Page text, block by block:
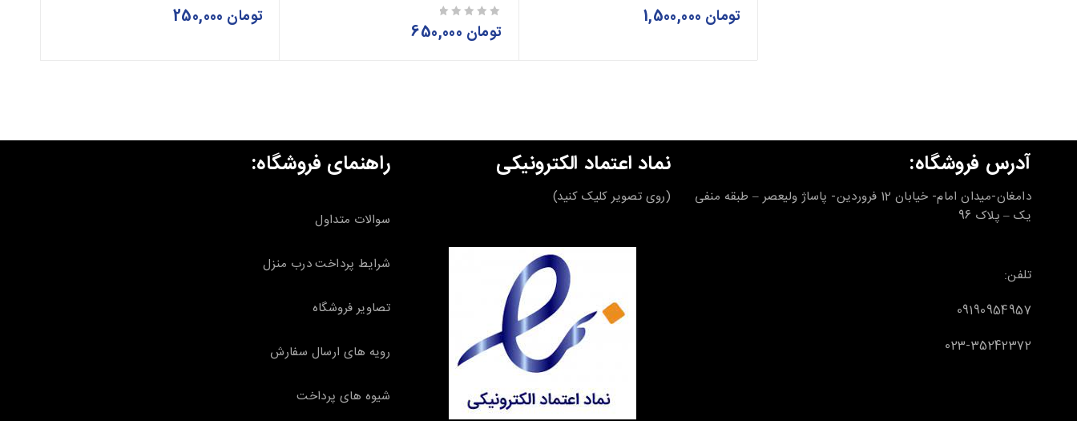
تومان
تومان
تومان
آدرس فروشگاه:
دامغان-میدان امام- خیابان 12 فروردین- پاساژ ولیعصر – طبقه منفی
یک – پلاک 96
تلفن:
09190954957
023-35242372
نماد اعتماد الکترونیکی
(روی تصویر کلیک کنید)
راهنمای فروشگاه:
سوالات متداول
شرایط پرداخت درب منزل
تصاویر فروشگاه
رویه های ارسال سفارش
شیوه های پرداخت